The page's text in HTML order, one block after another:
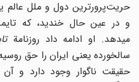
حریت‌پرورترین دول و ملل
و در عین حال خندید، که
سالخورده یعنی ایران را حق
حقیقت ناگوار وجود دارد و آن